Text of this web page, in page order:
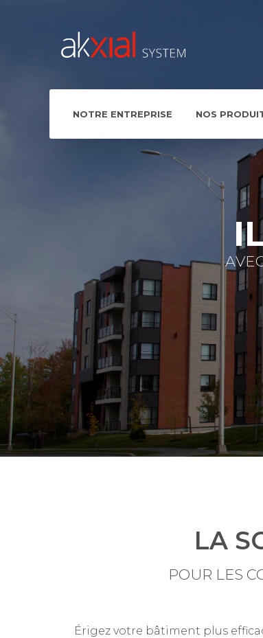
NOTRE ENTREPRISE NOS
LA
POUR LES
Érigez votre bâtiment plus